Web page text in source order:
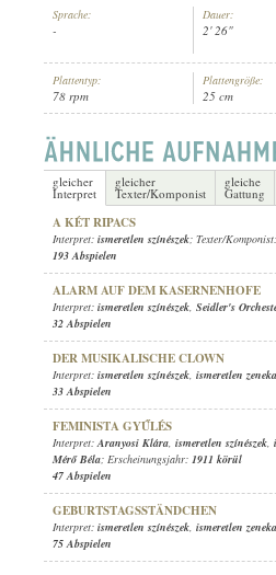
Sprache:
-
Dauer:
2' 26"
Plattentyp:
78 rpm
Plattengröße:
25 cm
gleicher
Interpret
gleicher
Texter/Komponist
gleiche
Gattung
A KÉT RIPACS
Interpret: ismeretlen színészek; Texter/Komponist:
193 Abspielen
ALARM AUF DEM KASERNENHOFE
Interpret: ismeretlen színészek, Seidler's
32 Abspielen
DER MUSIKALISCHE CLOWN
Interpret: ismeretlen színészek, ismeretlen
33 Abspielen
FEMINISTA GYŰLÉS
Interpret:Aranyosi Klára, ismeretlen színészek,
Mérő Béla; Erscheinungsjahr: 1911 körül
47 Abspielen
GEBURTSTAGSSTÄNDCHEN
Interpret: ismeretlen színészek, ismeretlen
75 Abspielen